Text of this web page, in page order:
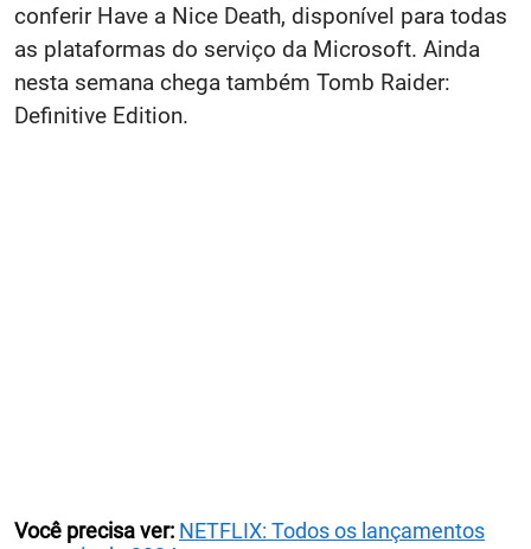
conferir Have a Nice Death, disponível para todas
as plataformas do serviço da Microsoft. Ainda
nesta semana chega também Tomb Raider:
Definitive Edition.
Você precisa ver: NETFLIX: Todos os lançamentos